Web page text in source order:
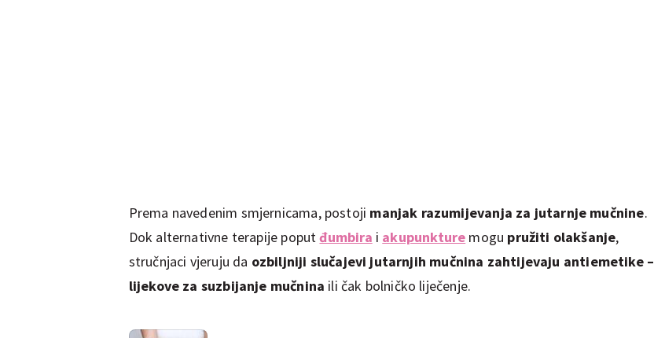
Prema navedenim smjernicama, postoji manjak razumijevanja za jutarnje mučnine.
Dok alternativne terapije poputđumbira i akupunkture mogu pružiti olakšanje,
stručnjaci vjeruju da ozbiljniji slučajevi jutarnjih mučnina zahtijevaju antiemetike –
lijekove za suzbijanje mučnina ili čak bolničko liječenje.